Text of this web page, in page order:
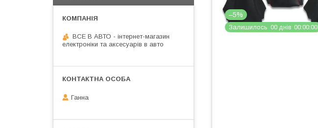
–5%
Залишилось 00 днів 00 00 00
ВСЕ В АВТО - інтернет-магазин
електроніки та аксесуарів в авто
Ганна